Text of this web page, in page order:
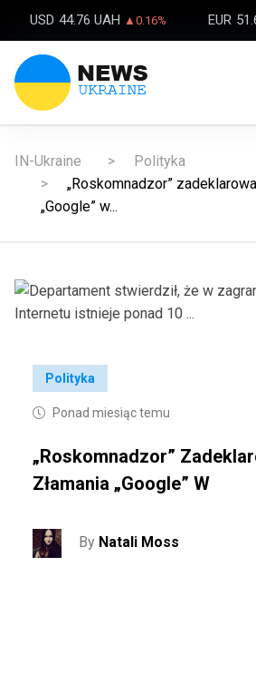
USD 44.76 UAH ▲0.16% EUR
IN-Ukraine
Polityka
„Roskomnadzor”
„Google” w...
Polityka
Ponad miesiąc temu
„Roskomnadzor”
Złamania „Google” W
By Natali Moss